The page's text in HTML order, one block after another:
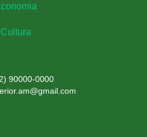
Cultura
90000-0000